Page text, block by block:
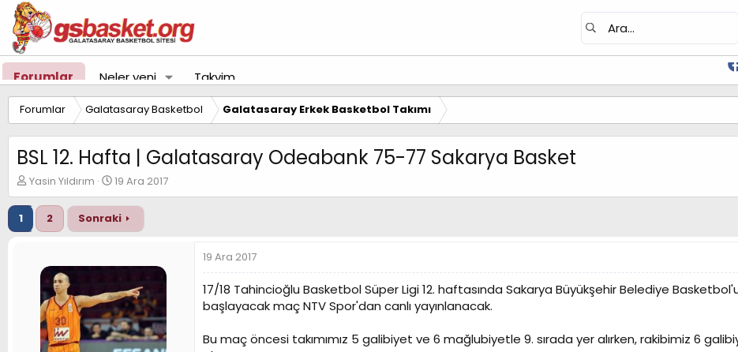
Forumlar Neler yeni Takvim
Forumlar Galatasaray Basketbol Galatasaray Erkek Basketbol Takımı
BSL 12. Hafta | Galatasaray Odeabank 75-77 Sakarya Basket
K
o
n
u
y
Yasin Yıldırım
B
a
ş
l
a
g
ç
t
a
r
19 Ara 2017
1 2 Sonraki
19 Ara 2017
17/18 Tahincioğlu Basketbol Süper Ligi 12. haftasında Sakarya Büyükşehir Belediye
başlayacak maç NTV Spor'dan canlı yayınlanacak.
Bu maç öncesi takımımız 5 galibiyet ve 6 mağlubiyetle 9. sırada yer alırken, rakibimiz 6